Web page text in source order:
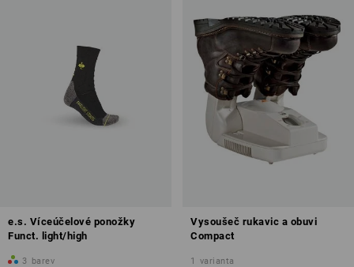
e.s. Víceúčelové ponožky
Funct. light/high
3 barev
Vysoušeč rukavic a obuvi
Compact
1 varianta